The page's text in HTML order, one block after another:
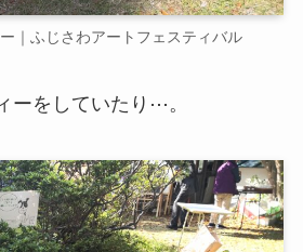
｜ふじさわアートフェスティバル
ーをしていたり⋯。